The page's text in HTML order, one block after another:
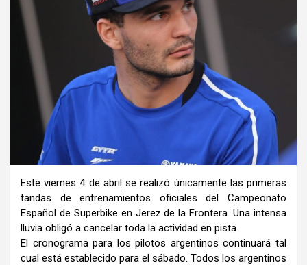
Este viernes 4 de abril se realizó únicamente las primeras
tandas de entrenamientos oficiales del Campeonato
Español de Superbike en Jerez de la Frontera. Una intensa
lluvia obligó a cancelar toda la actividad en pista.
El cronograma para los pilotos argentinos continuará tal
cual está establecido para el sábado. Todos los argentinos